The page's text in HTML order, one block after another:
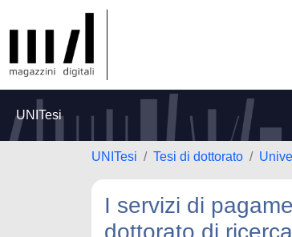
UNITesi
UNITesi Tesi di dottorato
I servizi di
dottorato di